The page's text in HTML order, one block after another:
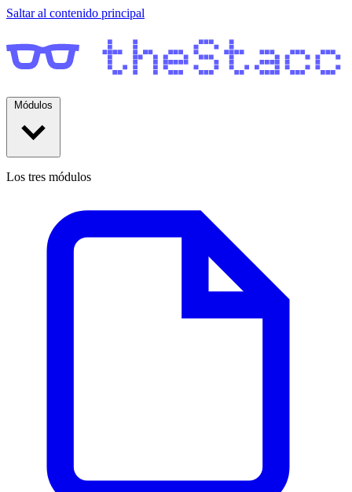
Saltar al contenido principal
Los tres módulos